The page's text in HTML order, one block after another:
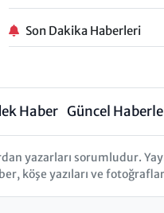
Son Dakika Haberleri
Haber Güncel
yazarları sorumludur.
köşe yazıları ve